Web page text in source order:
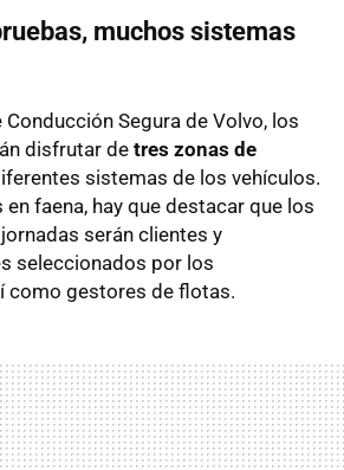
muchos sistemas
Segura de Volvo, los
disfrutar detres zonas de
sistemas de los vehículos.
faena, hay que destacar que los
serán clientes y
seleccionados por los
como gestores de flotas.